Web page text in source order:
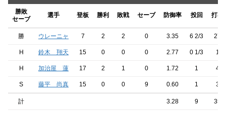
勝敗
セーブ
選手 登板 勝利 敗戦 セーブ 防御率 投回 打者
勝 ウレーニャ 7 2 2 0 3.35 6 2/3 27
H 鈴木 翔天 15 0 0 0 2.77 0 1/3 1
H 加治屋 蓮 17 2 1 0 1.72 1 4
S 藤平 尚真 15 0 0 9 0.60 1 3
計 3.28 9 35